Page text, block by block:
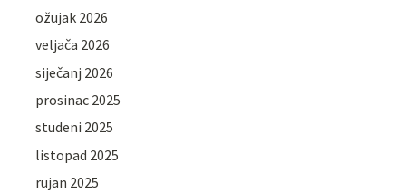
ožujak 2026
veljača 2026
siječanj 2026
prosinac 2025
studeni 2025
listopad 2025
rujan 2025